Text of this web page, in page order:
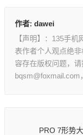
作者: dawei
【声明】：135手
表作者个人观点绝
容存在版权问题，请
bqsm@foxmail.com
PRO 7形势